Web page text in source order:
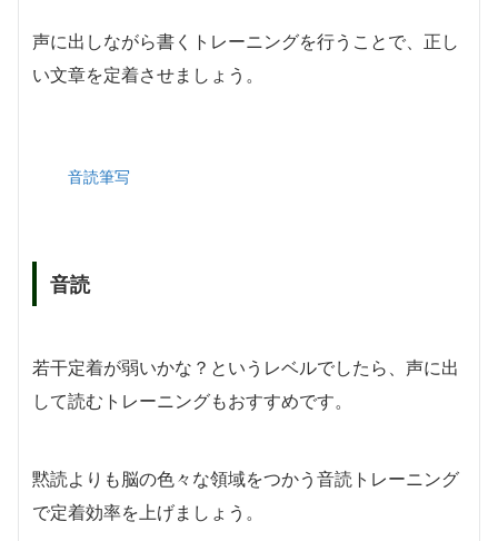
声に出しながら書くトレーニングを行うことで、正し
い文章を定着させましょう。
音読筆写
音読
若干定着が弱いかな？というレベルでしたら、声に出
して読むトレーニングもおすすめです。
黙読よりも脳の色々な領域をつかう音読トレーニング
で定着効率を上げましょう。